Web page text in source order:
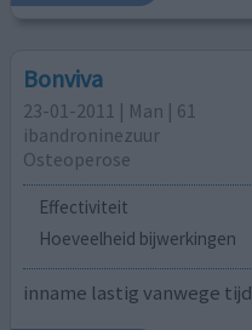
Bonviva
23-01-2011 | Man | 61
ibandroninezuur
Osteoperose
Effectiviteit
Hoeveelheid bijwerkingen
inname lastig vanwege tijd